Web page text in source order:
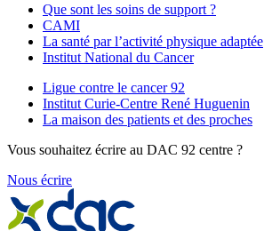
Que sont les soins de support ?
CAMI
La santé par l’activité physique adaptée
Institut National du Cancer
Ligue contre le cancer 92
Institut Curie-Centre René Huguenin
La maison des patients et des proches
Vous souhaitez écrire au DAC 92 centre ?
Nous écrire